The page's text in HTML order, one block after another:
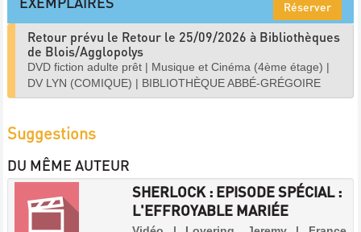
Réserver
Retour prévu le Retour le 25/09/2026 à Bibliothèques
de Blois/Agglopolys
DVD fiction adulte prêt | Musique et Cinéma (4ème étage) |
DV LYN (COMIQUE) | BIBLIOTHÈQUE ABBÉ-GRÉGOIRE
Suggestions
DU MÊME AUTEUR
SHERLOCK : EPISODE SPÉCIAL :
L'EFFROYABLE MARIÉE